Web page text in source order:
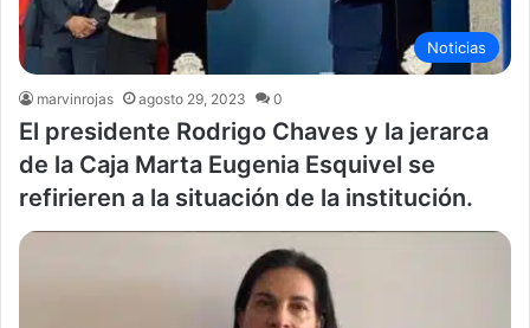
Noticias
marvinrojas agosto 29, 2023 0
El presidente Rodrigo Chaves y la jerarca
de la Caja Marta Eugenia Esquivel se
refirieren a la situación de la institución.